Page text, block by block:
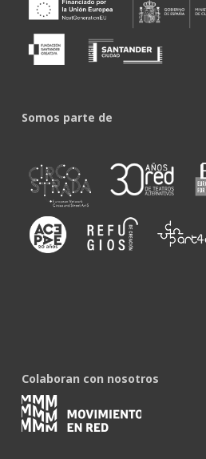
Somos parte de
Colaboran con nosotros